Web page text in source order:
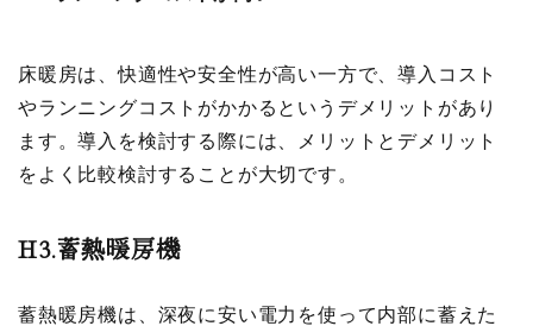
床暖房は、快適性や安全性が高い一方で、導入コスト
やランニングコストがかかるというデメリットがあり
ます。導入を検討する際には、メリットとデメリット
をよく比較検討することが大切です。
H3.蓄熱暖房機
蓄熱暖房機は、深夜に安い電力を使って内部に蓄えた